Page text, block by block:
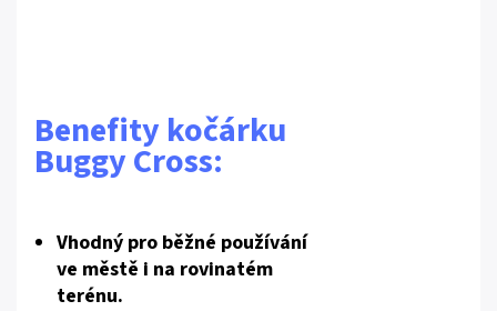
Benefity kočárku
Buggy Cross:
Vhodný pro běžné používání
ve městě i na rovinatém
terénu.